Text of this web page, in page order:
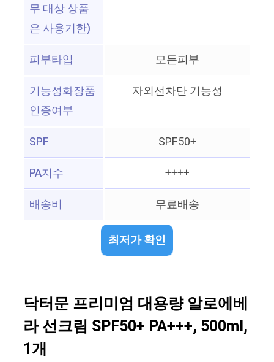
무 대상 상품
은 사용기한)
피부타입
모든피부
기능성화장품
인증여부
자외선차단 기능성
SPF
SPF50+
PA지수
++++
배송비
무료배송
최저가 확인
닥터문 프리미엄 대용량 알로에베
라 선크림 SPF50+ PA+++, 500ml,
1개